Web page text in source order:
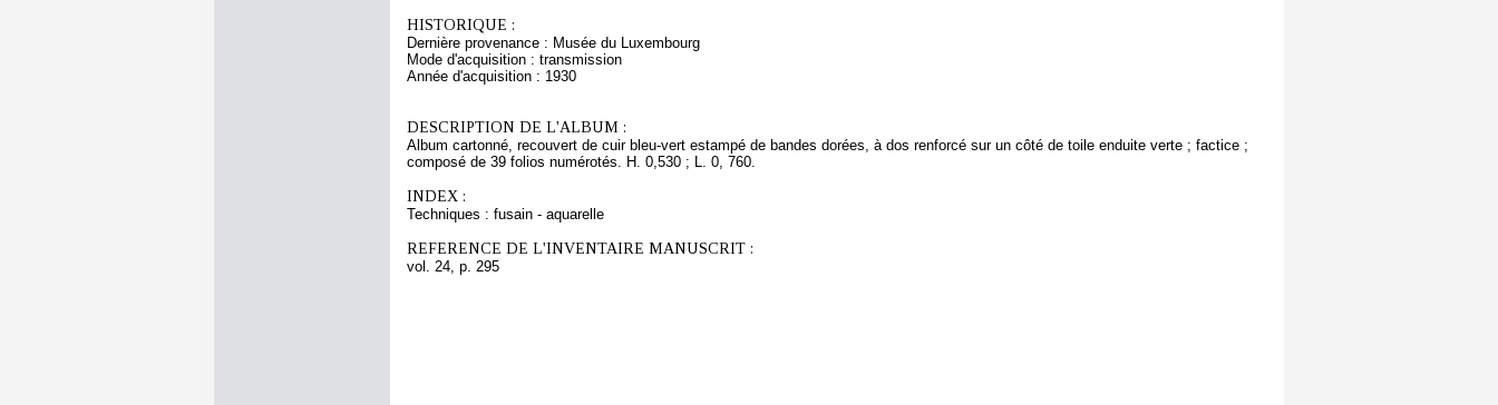
HISTORIQUE :
Dernière provenance : Musée du Luxembourg
Mode d'acquisition : transmission
Année d'acquisition : 1930
DESCRIPTION DE L'ALBUM :
Album cartonné, recouvert de cuir bleu-vert estampé de bandes dorées, à dos renforcé sur un côté de toile enduite verte ; factice ;
composé de 39 folios numérotés. H. 0,530 ; L. 0, 760.
INDEX :
Techniques : fusain - aquarelle
REFERENCE DE L'INVENTAIRE MANUSCRIT :
vol. 24, p. 295